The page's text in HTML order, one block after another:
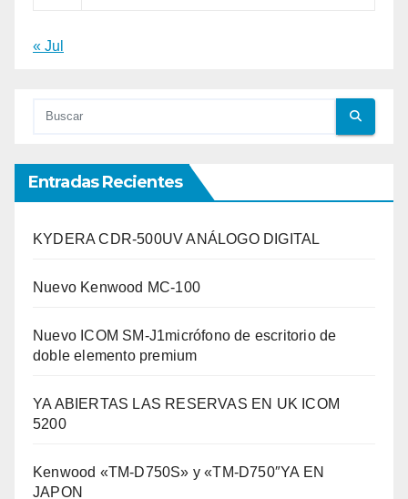
« Jul
Entradas Recientes
KYDERA CDR-500UV ANÁLOGO DIGITAL
Nuevo Kenwood MC-100
Nuevo ICOM SM-J1micrófono de escritorio de
doble elemento premium
YA ABIERTAS LAS RESERVAS EN UK ICOM
5200
Kenwood «TM-D750S» y «TM-D750″YA EN
JAPON